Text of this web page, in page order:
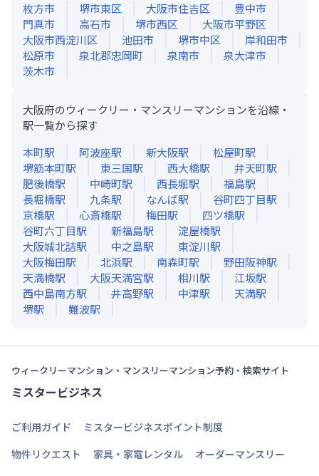
枚方市
堺市東区 大阪市住吉区
豊中市
門真市
高石市 堺市西区
大阪市平野区
大阪市西淀川区
池田市 堺市中区
岸和田市
松原市
泉北郡忠岡町 泉南市
泉大津市
茨木市
大阪府のウィークリー・マンスリーマンションを沿線・
駅一覧から探す
本町駅 阿波座駅 新大阪駅 松屋町駅
堺筋本町駅 東三国駅 西大橋駅 弁天町駅
肥後橋駅 中崎町駅 西長堀駅 福島駅
長堀橋駅 九条駅 なんば駅 谷町四丁目駅
京橋駅 心斎橋駅 梅田駅 四ツ橋駅
谷町六丁目駅 新福島駅 淀屋橋駅
大阪城北詰駅 中之島駅 東淀川駅
大阪梅田駅 北浜駅 南森町駅 野田阪神駅
天満橋駅 大阪天満宮駅 相川駅 江坂駅
西中島南方駅 井高野駅 中津駅 天満駅
堺駅 難波駅
ウィークリーマンション・マンスリーマンション予約・検索サイト
ミスタービジネス
ご利用ガイド
ミスタービジネスポイント制度
物件リクエスト
家具・家電レンタル
オーダーマンスリー